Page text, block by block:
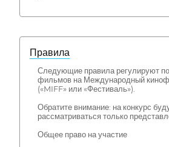
Правила
Следующие правила регулируют
фильмов на Международный
(«MIFF» или «Фестиваль»).
Обратите внимание: на конкурс
рассматриваться только
Общее право на участие